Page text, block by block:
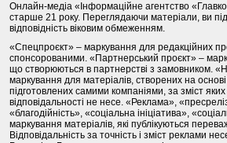
Онлайн-медіа «Інформаційне агентство
старше 21 року. Переглядаючи матеріали, ви
відповідність віковим обмеженням.
«Спецпроєкт» – маркування для редакційних
спонсорованими. «Партнерський проєкт» –
що створюються в партнерстві з замовником.
маркування для матеріалів, створених на
підготовлених самими компаніями, за зміст яких
відповідальності не несе. «Реклама»,
«благодійність», «соціальна ініціатива»,
маркування матеріалів, які публікуються
Відповідальність за точність і зміст реклами